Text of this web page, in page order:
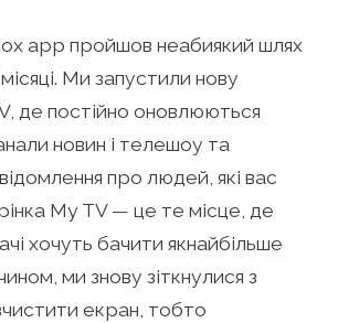
app пройшов неабиякий шлях
Ми запустили нову
де постійно оновлюються
новин і телешоу та
про людей, які вас
My TV — це те місце, де
хочуть бачити якнайбільше
ми знову зіткнулися з
екран, тобто